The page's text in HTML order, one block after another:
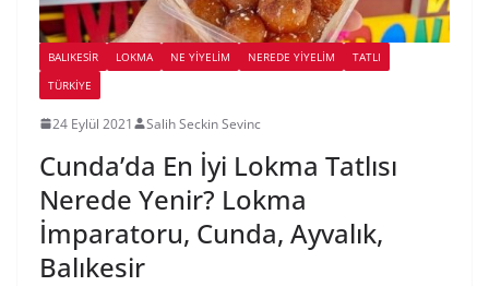
BALIKESIR LOKMA NE YİYELİM NEREDE YİYELİM
TATLI
TÜRKIYE
24 Eylül 2021 Salih Seckin Sevinc
Cunda’da En İyi Lokma Tatlısı
Nerede Yenir? Lokma
İmparatoru, Cunda, Ayvalık,
Balıkesir